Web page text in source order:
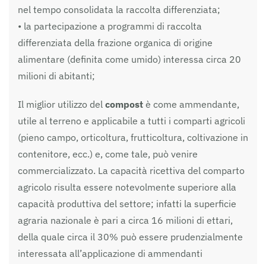
nel tempo consolidata la raccolta differenziata;
• la partecipazione a programmi di raccolta
differenziata della frazione organica di origine
alimentare (definita come umido) interessa circa 20
milioni di abitanti;
Il miglior utilizzo del compost è come ammendante,
utile al terreno e applicabile a tutti i comparti agricoli
(pieno campo, orticoltura, frutticoltura, coltivazione in
contenitore, ecc.) e, come tale, può venire
commercializzato. La capacità ricettiva del comparto
agricolo risulta essere notevolmente superiore alla
capacità produttiva del settore; infatti la superficie
agraria nazionale è pari a circa 16 milioni di ettari,
della quale circa il 30% può essere prudenzialmente
interessata all’applicazione di ammendanti